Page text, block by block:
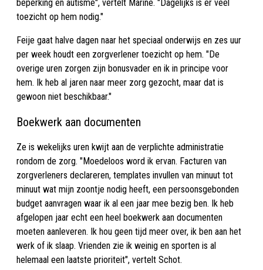
beperking en autisme", vertelt Marine. "Dagelijks is er veel
toezicht op hem nodig."
Feije gaat halve dagen naar het speciaal onderwijs en zes uur
per week houdt een zorgverlener toezicht op hem. "De
overige uren zorgen zijn bonusvader en ik in principe voor
hem. Ik heb al jaren naar meer zorg gezocht, maar dat is
gewoon niet beschikbaar."
Boekwerk aan documenten
Ze is wekelijks uren kwijt aan de verplichte administratie
rondom de zorg. "Moedeloos word ik ervan. Facturen van
zorgverleners declareren, templates invullen van minuut tot
minuut wat mijn zoontje nodig heeft, een persoonsgebonden
budget aanvragen waar ik al een jaar mee bezig ben. Ik heb
afgelopen jaar echt een heel boekwerk aan documenten
moeten aanleveren. Ik hou geen tijd meer over, ik ben aan het
werk of ik slaap. Vrienden zie ik weinig en sporten is al
helemaal een laatste prioriteit", vertelt Schot.